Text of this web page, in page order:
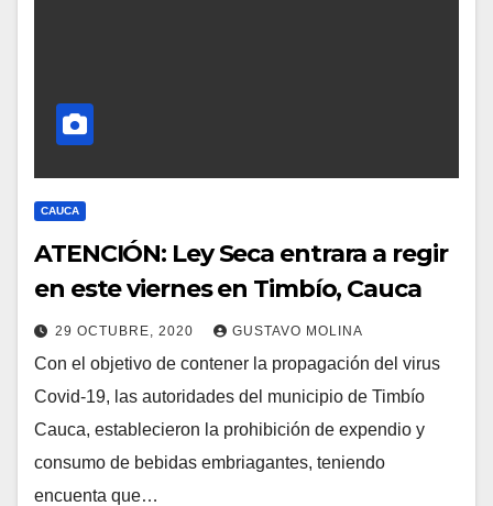
CAUCA
ATENCIÓN: Ley Seca entrara a regir
en este viernes en Timbío, Cauca
29 OCTUBRE, 2020 GUSTAVO MOLINA
Con el objetivo de contener la propagación del virus
Covid-19, las autoridades del municipio de Timbío
Cauca, establecieron la prohibición de expendio y
consumo de bebidas embriagantes, teniendo
encuenta que…